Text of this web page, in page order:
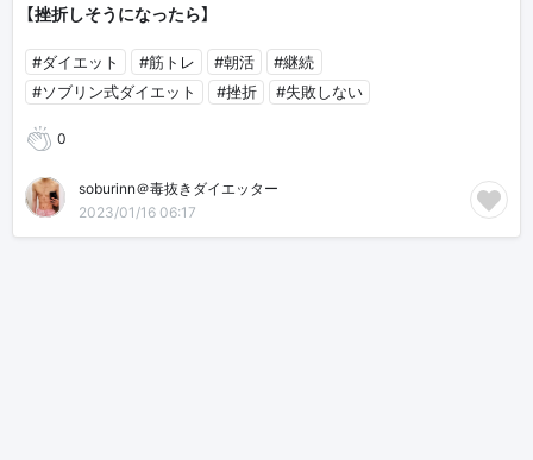
【挫折しそうになったら】
#ダイエット #筋トレ #朝活
#継続
#ソブリン式ダイエット
#挫折 #失敗しない
0
soburinn＠毒抜きダイエッター
2023/01/16 06:17